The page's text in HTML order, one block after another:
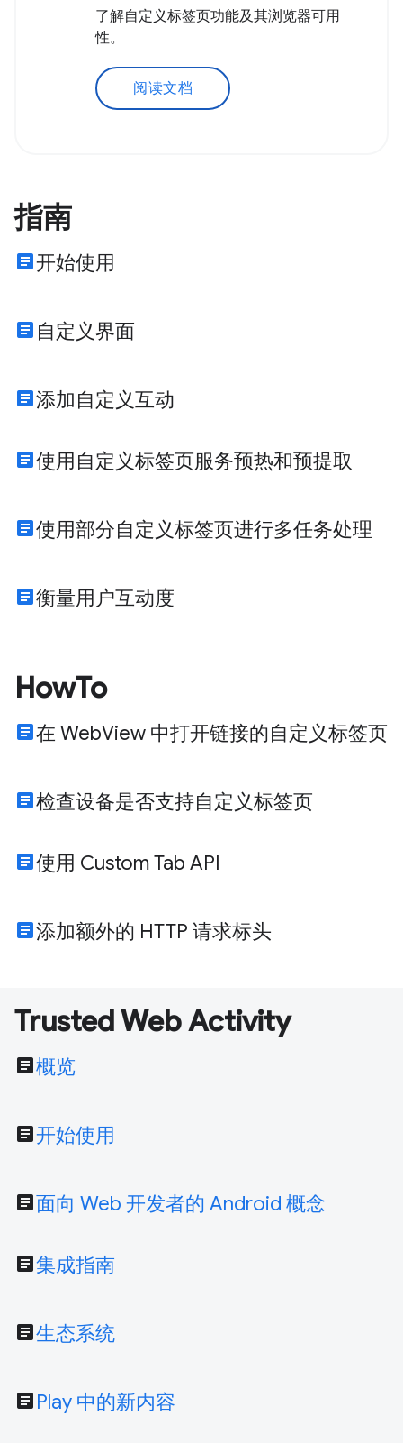
了解自定义标签页功能及其浏览器可用
性。
阅读文档
指南
article开始使用
article 自定义界面
article添加自定义互动
article使用自定义标签页服务预热和预提取
article使用部分自定义标签页进行多任务处理
article衡量用户互动度
HowTo
article在 WebView 中打开链接的自定义标签页
article检查设备是否支持自定义标签页
article使用 Custom Tab API
article添加额外的 HTTP 请求标头
Trusted Web Activity
article概览
article开始使用
article面向 Web 开发者的 Android 概念
article集成指南
article生态系统
article Play 中的新内容